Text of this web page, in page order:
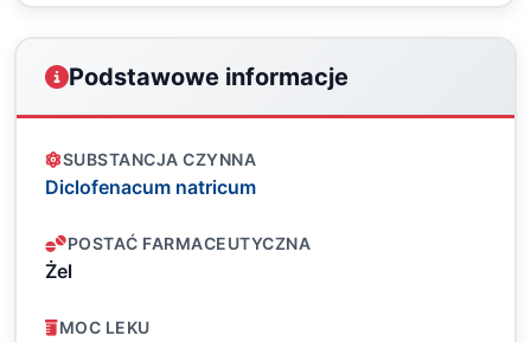
Podstawowe informacje
SUBSTANCJA CZYNNA
Diclofenacum natricum
POSTAĆ FARMACEUTYCZNA
Żel
MOC LEKU